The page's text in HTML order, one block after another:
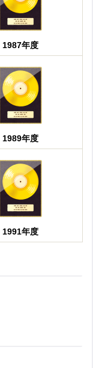
1987年度
1989年度
1991年度